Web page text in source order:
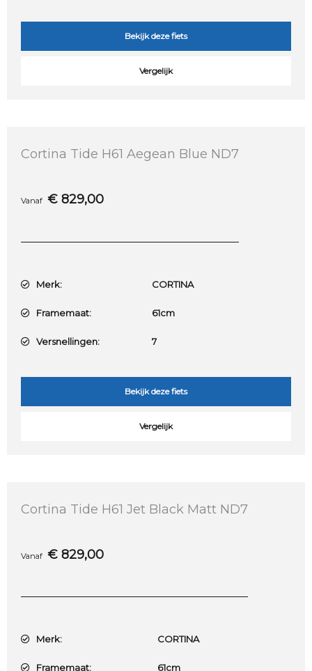
Bekijk deze fiets
Vergelijk
Cortina Tide H61 Aegean Blue ND7
Vanaf € 829,00
Merk: CORTINA
Framemaat: 61cm
Versnellingen: 7
Bekijk deze fiets
Vergelijk
Cortina Tide H61 Jet Black Matt ND7
Vanaf € 829,00
Merk: CORTINA
Framemaat: 61cm